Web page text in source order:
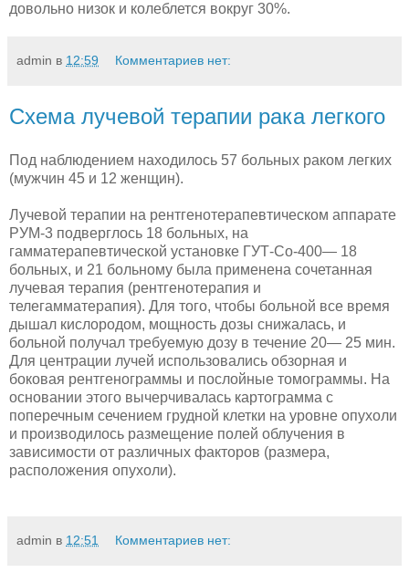
довольно низок и колеблется вокруг 30%.
admin в 12:59 Комментариев нет:
Схема лучевой терапии рака легкого
Под наблюдением находилось 57 больных раком легких
(муж­чин 45 и 12 женщин).
Лучевой терапии на рентгенотерапевтическом аппарате
РУМ-3 подверглось 18 больных, на
гамматерапевтической установке ГУТ-Со-400— 18
больных, и 21 больному была применена сочетан­ная
лучевая терапия (рентгенотерапия и
телегамматерапия). Для того, чтобы больной все время
дышал кислородом, мощность дозы снижалась, и
больной получал требуемую дозу в течение 20— 25 мин.
Для центрации лучей использовались обзорная и
боковая рентгенограммы и послойные томограммы. На
основании этого вычерчивалась картограмма с
поперечным сечением грудной клетки на уровне опухоли
и производилось размещение полей облучения в
зависимости от различных факторов (размера,
расположения опухоли).
admin в 12:51 Комментариев нет: